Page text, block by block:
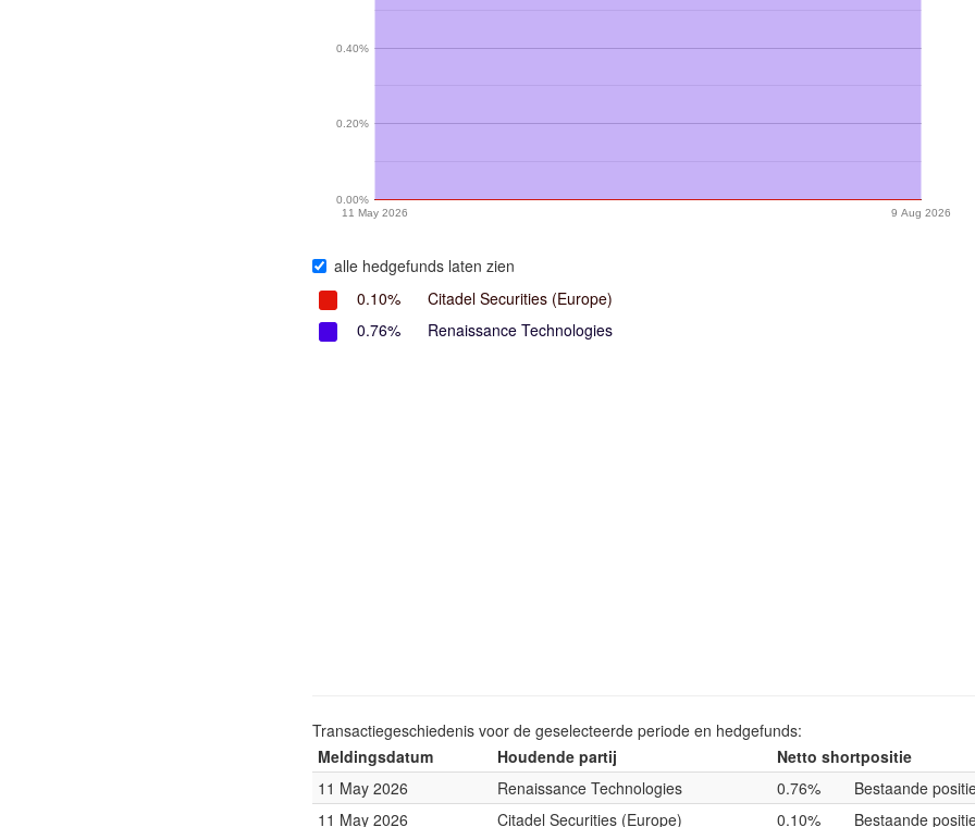
11 May 2026 9 Aug 2026
0.00%
0.20%
0.40%
alle hedgefunds laten zien
0.10%
Citadel Securities (Europe)
0.76%
Renaissance Technologies
Transactiegeschiedenis voor de geselecteerde periode en hedgefunds:
Meldingsdatum
Houdende partij
Netto shortpositie
11 May 2026
Renaissance Technologies 0.76%
Bestaande
11 May 2026
Citadel Securities (Europe) 0.10% Bestaande